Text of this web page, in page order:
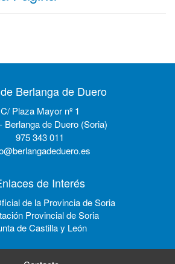
Berlanga de Duero
C/ Plaza Mayor nº 1
Berlanga de Duero (Soria)
975 343 011
de Interés
de la Provincia de Soria
Provincial de Soria
de Castilla y León